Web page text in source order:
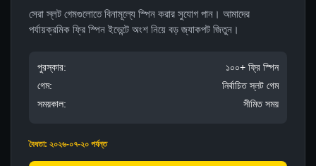
সেরা স্লট গেমগুলোতে বিনামূল্যে স্পিন করার সুযোগ পান। আমাদের
পর্যায়ক্রমিক ফ্রি স্পিন ইভেন্টে অংশ নিয়ে বড় জ্যাকপট জিতুন।
পুরস্কার:
১০০+ ফ্রি স্পিন
গেম:
নির্বাচিত স্লট গেম
সময়কাল:
সীমিত সময়
বৈধতা: ২০২৬-০৭-২০ পর্যন্ত